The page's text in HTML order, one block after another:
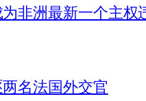
非洲最新一个主权
名法国外交官